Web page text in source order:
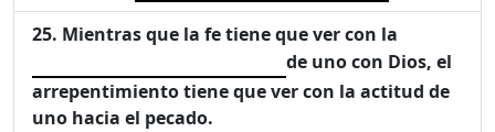
Mientras que la fe tiene que ver con la
de uno con Dios, el
arrepentimiento tiene que ver con la actitud de
uno hacia el pecado.